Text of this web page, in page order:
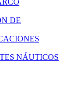
DE
NÁUTICOS